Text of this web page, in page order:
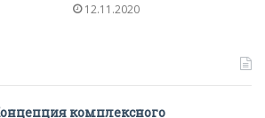
12.11.2020
комплексного